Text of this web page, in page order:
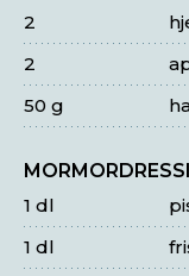
2
2
50 g
1 dl
1 dl